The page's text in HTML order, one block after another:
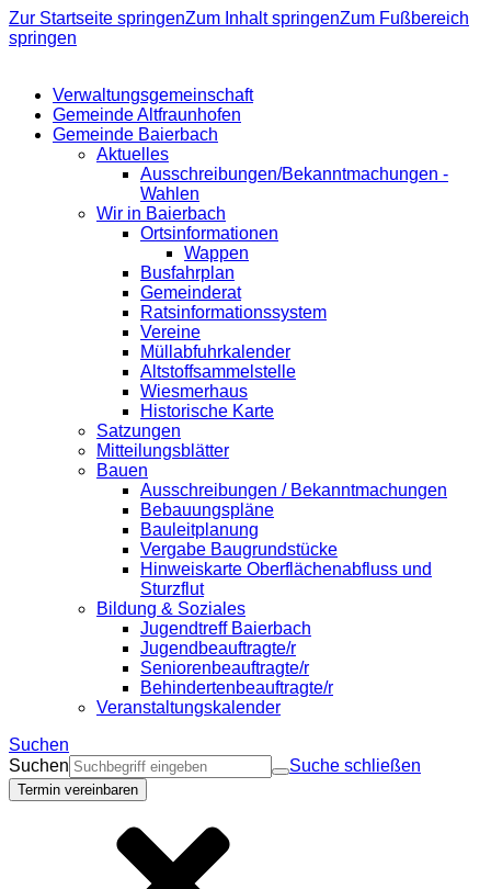
Zur Startseite springenZum Inhalt springenZum Fußbereich
springen
Verwaltungsgemeinschaft
Gemeinde Altfraunhofen
Gemeinde Baierbach
Aktuelles
Ausschreibungen/Bekanntmachungen -
Wahlen
Wir in Baierbach
Ortsinformationen
Wappen
Busfahrplan
Gemeinderat
Ratsinformationssystem
Vereine
Müllabfuhrkalender
Altstoffsammelstelle
Wiesmerhaus
Historische Karte
Satzungen
Mitteilungsblätter
Bauen
Ausschreibungen / Bekanntmachungen
Bebauungspläne
Bauleitplanung
Vergabe Baugrundstücke
Hinweiskarte Oberflächenabfluss und
Sturzflut
Bildung & Soziales
Jugendtreff Baierbach
Jugendbeauftragte/r
Seniorenbeauftragte/r
Behindertenbeauftragte/r
Veranstaltungskalender
Suchen
Suchen
Suche schließen
Termin vereinbaren